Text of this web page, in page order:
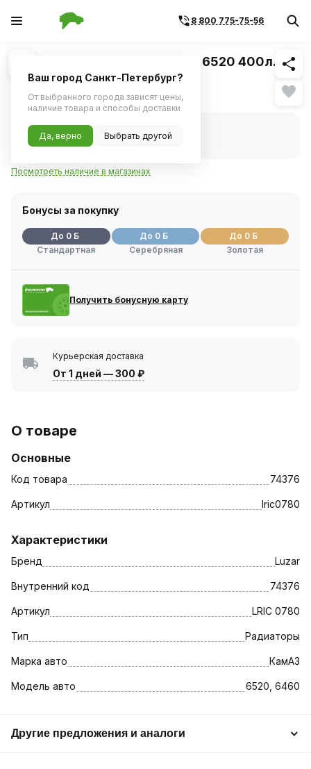
8 800 775-75-56
1/1 Похожие
Радиатор интеркулера 6460, 6520 400л.с.
(LUZAR) LRIC 0780
Нет в наличии
Нет в наличии
Код товара:74376
Артикул:lric0780
Посмотреть наличие в магазинах
Бонусы за покупку
До 0 Б
Стандартная
До 0 Б
Серебряная
До 0 Б
Золотая
Получить бонусную карту
Курьерская доставка
От 1 дней —300 ₽
О товаре
Основные
Код товара 74376
Артикул lric0780
Характеристики
Бренд Luzar
Внутренний код 74376
Артикул LRIC 0780
Тип Радиаторы
Марка авто КамАЗ
Модель авто 6520, 6460
Другие предложения и аналоги
Ваш город Санкт-Петербург?
От выбранного города зависят цены,
наличие товара и способы доставки
Да, верно Выбрать другой